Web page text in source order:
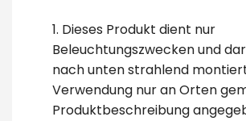
1. Dieses Produkt dient nur
Beleuchtungszwecken und
nach unten strahlend
Verwendung nur an Orten
Produktbeschreibung